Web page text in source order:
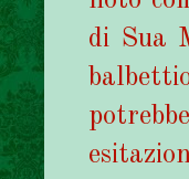
di Sua